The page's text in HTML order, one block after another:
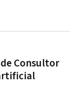
Consultor